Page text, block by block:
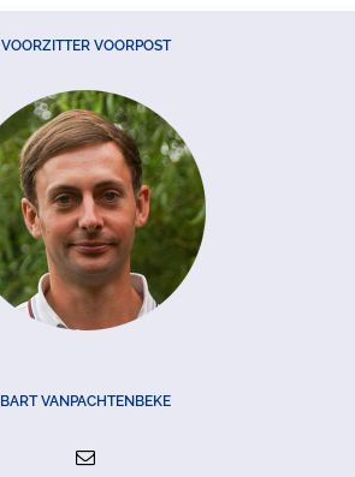
VOORZITTER VOORPOST
BART VANPACHTENBEKE